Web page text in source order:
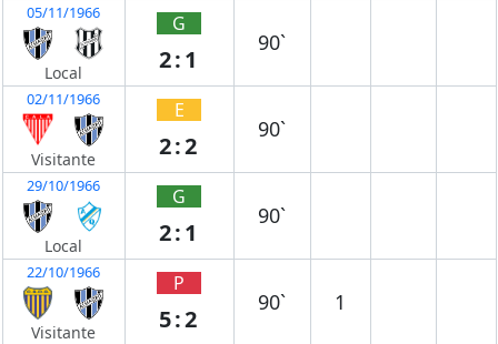
05/11/1966
Local
G
2:1
90`
02/11/1966
Visitante
E
2:2
90`
29/10/1966
Local
G
2:1
90`
22/10/1966
Visitante
P
5:2
90` 1